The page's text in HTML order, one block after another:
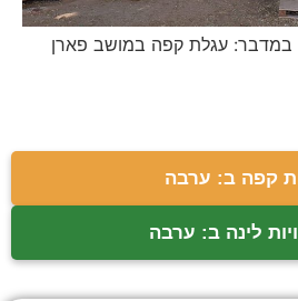
במדבר: עגלת קפה במושב פארן
קפה ב: ערבה
לינה ב: ערבה